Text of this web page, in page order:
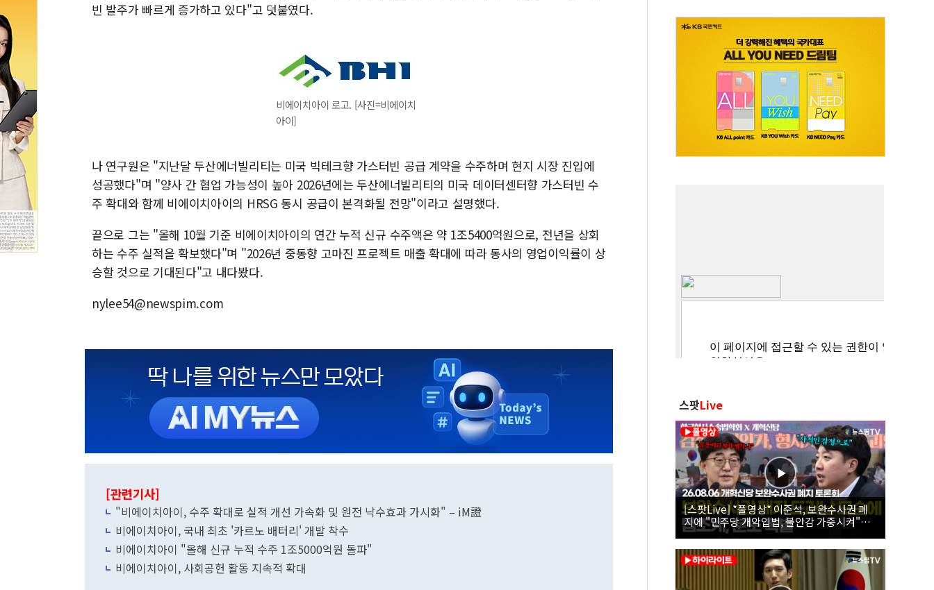
빈 발주가 빠르게 증가하고 있다"고 덧붙였다.
비에이치아이 로고. [사진=비에이치
아이]
나 연구원은 "지난달 두산에너빌리티는 미국 빅테크향 가스터빈 공급 계약을 수주하며 현지 시장 진입에
성공했다"며 "양사 간 협업 가능성이 높아 2026년에는 두산에너빌리티의 미국 데이터센터향 가스터빈 수
주 확대와 함께 비에이치아이의 HRSG 동시 공급이 본격화될 전망"이라고 설명했다.
끝으로 그는 "올해 10월 기준 비에이치아이의 연간 누적 신규 수주액은 약 1조5400억원으로, 전년을 상회
하는 수주 실적을 확보했다"며 "2026년 중동향 고마진 프로젝트 매출 확대에 따라 동사의 영업이익률이 상
승할 것으로 기대된다"고 내다봤다.
nylee54@newspim.com
[관련기사]
"비에이치아이, 수주 확대로 실적 개선 가속화 및 원전 낙수효과 가시화" – iM證
비에이치아이, 국내 최초 '카르노 배터리' 개발 착수
비에이치아이 "올해 신규 누적 수주 1조5000억원 돌파"
비에이치아이, 사회공헌 활동 지속적 확대
스팟Live
[스팟Live] *풀영상* 이준석, 보완수사권 폐
지에 "민주당 개악입법, 불안감 가중시켜"｜
26.08.06 개혁신당 보완수사권 폐지 토론회